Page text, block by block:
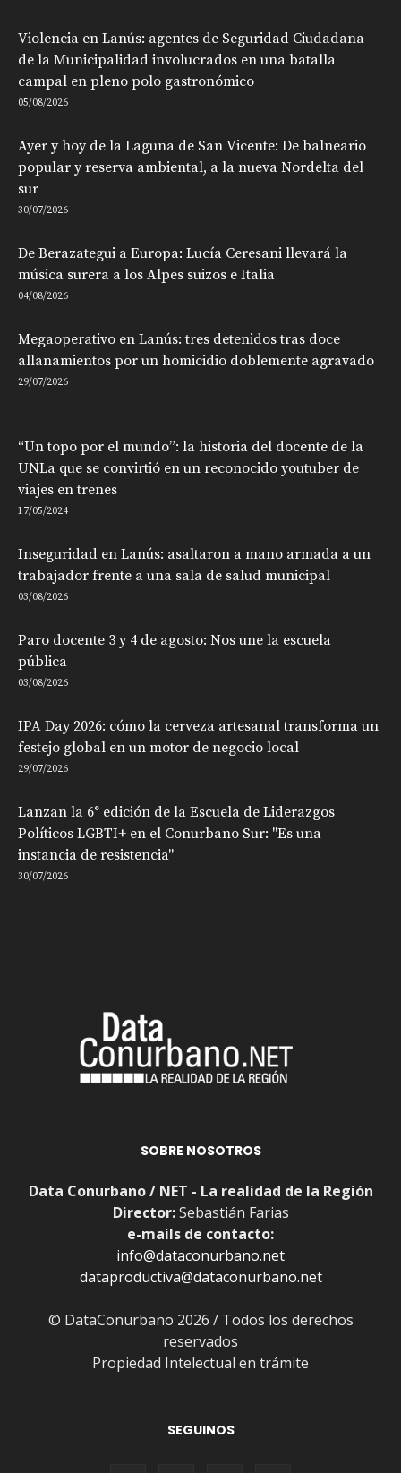
Violencia en Lanús: agentes de Seguridad Ciudadana
de la Municipalidad involucrados en una batalla
campal en pleno polo gastronómico
05/08/2026
Ayer y hoy de la Laguna de San Vicente: De balneario
popular y reserva ambiental, a la nueva Nordelta del
sur
30/07/2026
De Berazategui a Europa: Lucía Ceresani llevará la
música surera a los Alpes suizos e Italia
04/08/2026
Megaoperativo en Lanús: tres detenidos tras doce
allanamientos por un homicidio doblemente agravado
29/07/2026
“Un topo por el mundo”: la historia del docente de la
UNLa que se convirtió en un reconocido youtuber de
viajes en trenes
17/05/2024
Inseguridad en Lanús: asaltaron a mano armada a un
trabajador frente a una sala de salud municipal
03/08/2026
Paro docente 3 y 4 de agosto: Nos une la escuela
pública
03/08/2026
IPA Day 2026: cómo la cerveza artesanal transforma un
festejo global en un motor de negocio local
29/07/2026
Lanzan la 6° edición de la Escuela de Liderazgos
Políticos LGBTI+ en el Conurbano Sur: "Es una
instancia de resistencia"
30/07/2026
SOBRE NOSOTROS
Data Conurbano / NET - La realidad de la Región
Director:Sebastián Farias
e-mails de contacto:
info@dataconurbano.net
dataproductiva@dataconurbano.net
© DataConurbano 2026 / Todos los derechos
reservados
Propiedad Intelectual en trámite
SEGUINOS